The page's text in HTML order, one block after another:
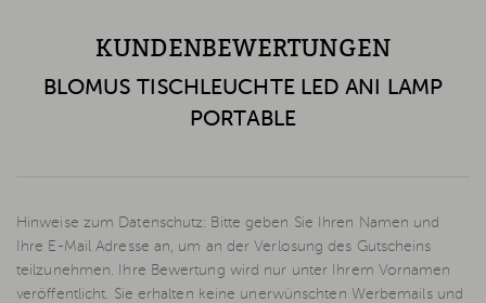
KUNDENBEWERTUNGEN
BLOMUS TISCHLEUCHTE LED ANI LAMP
PORTABLE
Hinweise zum Datenschutz: Bitte geben Sie Ihren Namen und
Ihre E-Mail Adresse an, um an der Verlosung des Gutscheins
teilzunehmen. Ihre Bewertung wird nur unter Ihrem Vornamen
veröffentlicht. Sie erhalten keine unerwünschten Werbemails und